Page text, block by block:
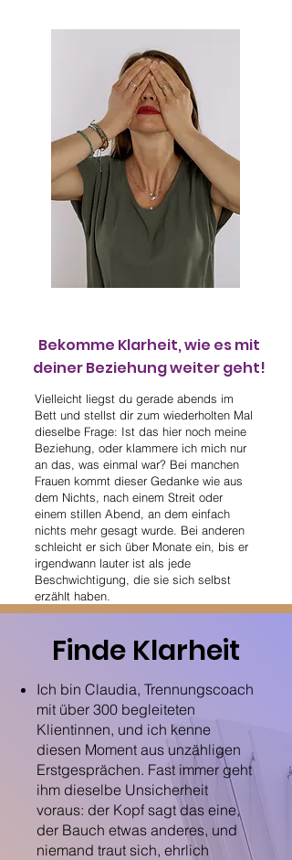
Bekomme Klarheit, wie es mit
deiner Beziehung weiter geht!
Vielleicht liegst du gerade abends im
Bett und stellst dir zum wiederholten Mal
dieselbe Frage: Ist das hier noch meine
Beziehung, oder klammere ich mich nur
an das, was einmal war? Bei manchen
Frauen kommt dieser Gedanke wie aus
dem Nichts, nach einem Streit oder
einem stillen Abend, an dem einfach
nichts mehr gesagt wurde. Bei anderen
schleicht er sich über Monate ein, bis er
irgendwann lauter ist als jede
Beschwichtigung, die sie sich selbst
erzählt haben.
Finde Klarheit
Ich bin Claudia, Trennungscoach
mit über 300 begleiteten
Klientinnen, und ich kenne
diesen Moment aus unzähligen
Erstgesprächen. Fast immer geht
ihm dieselbe Unsicherheit
voraus: der Kopf sagt das eine,
der Bauch etwas anderes, und
niemand traut sich, ehrlich